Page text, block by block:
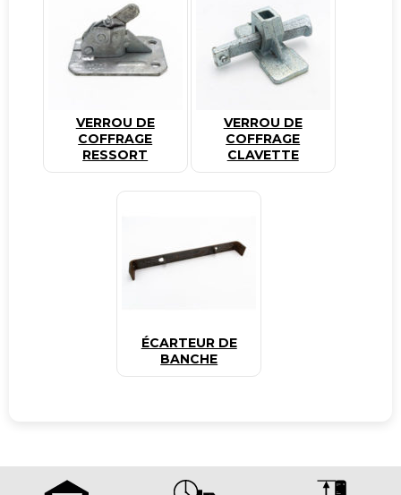
VERROU DE
COFFRAGE
RESSORT
VERROU DE
COFFRAGE
CLAVETTE
ÉCARTEUR DE
BANCHE